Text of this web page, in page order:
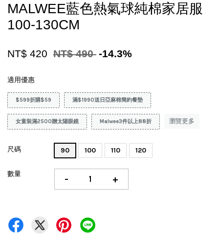
MALWEE藍色熱氣球純棉家居服
100-130CM
NT$ 420 NT$ 490 -14.3%
適用優惠
$599折購$59 滿$1990送日亞麻棉簡約餐墊
女童裝滿2500贈太陽眼鏡 Malwee3件以上88折 瀏覽更多
尺碼 90 100 110 120
數量 - +